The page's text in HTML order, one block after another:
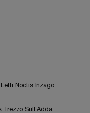
Letti Noctis Inzago
Trezzo Sull Adda